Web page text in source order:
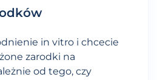
in vitro i chcecie
zarodki na
od tego, czy